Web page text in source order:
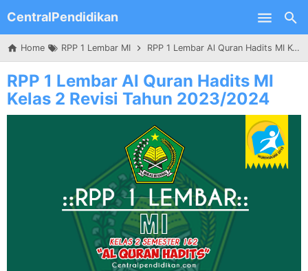
Skip to main content
CentralPendidikan
Home RPP 1 Lembar MI RPP 1 Lembar Al Quran Hadits MI Kelas 2 Revisi Tahun 2023/2024
RPP 1 Lembar Al Quran Hadits MI
Kelas 2 Revisi Tahun 2023/2024